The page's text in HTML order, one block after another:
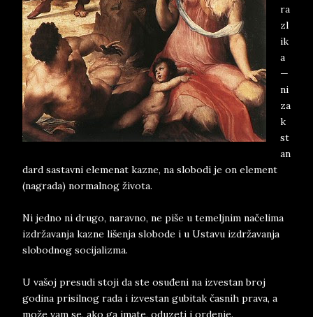
ra
zl
ik
a
—
ni
za
k
st
an
dard sastavni elemenat kazne, na slobodi je on element
(nagrada) normalnog života.
Ni jedno ni drugo, naravno, ne piše u temeljnim načelima
izdržavanja kazne lišenja slobode i u Ustavu izdržavanja
slobodnog socijalizma.
U vašoj presudi stoji da ste osuđeni na izvestan broj
godina prisilnog rada i izvestan gubitak časnih prava, a
može vam se, ako ga imate, oduzeti i ordenje.